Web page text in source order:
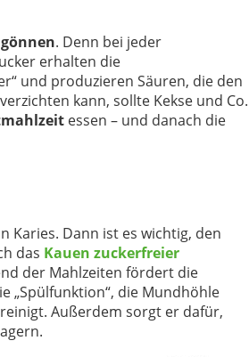
. Denn bei jeder
erhalten die
und produzieren Säuren, die den
kann, sollte Kekse und Co.
essen – und danach die
Karies. Dann ist es wichtig, den
das Kauen zuckerfreier
der Mahlzeiten fördert die
„Spülfunktion“, die Mundhöhle
Außerdem sorgt er dafür,